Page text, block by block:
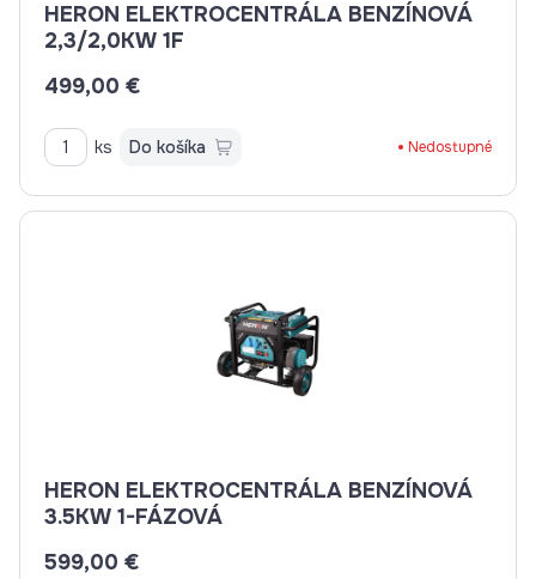
HERON ELEKTROCENTRÁLA BENZÍNOVÁ
2,3/2,0KW 1F
499,00 €
ks Do košíka Nedostupné
HERON ELEKTROCENTRÁLA BENZÍNOVÁ
3.5KW 1-FÁZOVÁ
599,00 €